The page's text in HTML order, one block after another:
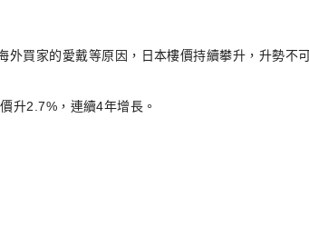
買家的愛戴等原因，日本樓價持續攀升，升勢不
升2.7%，連續4年增長。